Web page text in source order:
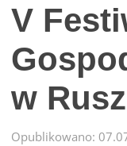
V
w
Opublikowano: